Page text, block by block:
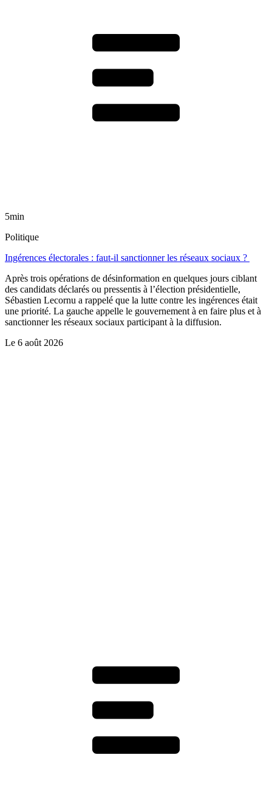
5min
Politique
Ingérences électorales : faut-il sanctionner les réseaux sociaux ?
Après trois opérations de désinformation en quelques jours ciblant
des candidats déclarés ou pressentis à l’élection présidentielle,
Sébastien Lecornu a rappelé que la lutte contre les ingérences était
une priorité. La gauche appelle le gouvernement à en faire plus et à
sanctionner les réseaux sociaux participant à la diffusion.
Le 6 août 2026